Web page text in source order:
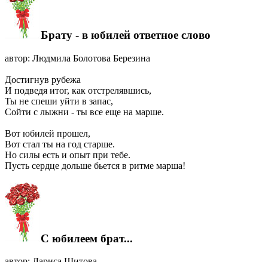
Брату - в юбилей ответное слово
автор: Людмила Болотова Березина
Достигнув рубежа
И подведя итог, как отстрелявшись,
Ты не спеши уйти в запас,
Сойти с лыжни - ты все еще на марше.
Вот юбилей прошел,
Вот стал ты на год старше.
Но силы есть и опыт при тебе.
Пусть сердце дольше бьется в ритме марша!
C юбилеем брат...